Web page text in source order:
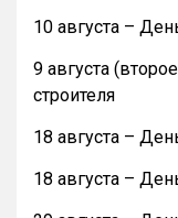
10 августа –
9 августа
строителя
18 августа –
18 августа –